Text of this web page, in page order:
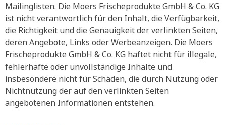
Mailinglisten. Die Moers Frischeprodukte GmbH & Co. KG
ist nicht verantwortlich für den Inhalt, die Verfügbarkeit,
die Richtigkeit und die Genauigkeit der verlinkten Seiten,
deren Angebote, Links oder Werbeanzeigen. Die Moers
Frischeprodukte GmbH & Co. KG haftet nicht für illegale,
fehlerhafte oder unvollständige Inhalte und
insbesondere nicht für Schäden, die durch Nutzung oder
Nichtnutzung der auf den verlinkten Seiten
angebotenen Informationen entstehen.